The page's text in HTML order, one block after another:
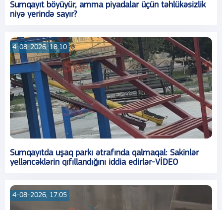
Sumqayıt böyüyür, amma piyadalar üçün təhlükəsizlik
niyə yerində sayır?
4-08-2026, 18:10
Sumqayıtda uşaq parkı ətrafında qalmaqal: Sakinlər
yelləncəklərin qıfıllandığını iddia edirlər-VİDEO
4-08-2026, 17:05